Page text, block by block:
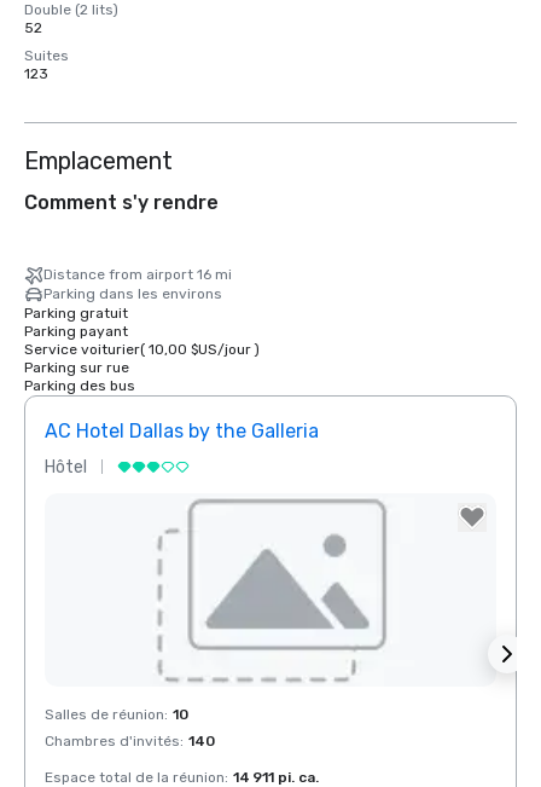
Double (2 lits)
52
Suites
123
Emplacement
Comment s'y rendre
Distance from airport 16 mi
Parking dans les environs
Parking gratuit
Parking payant
Service voiturier( 10,00 $US/jour)
Parking sur rue
Parking des bus
AC Hotel Dallas by the Galleria
Hôtel
Removed from favorites
Salles de réunion: 10
Chambres d'invités: 140
Espace total de la réunion: 14 911 pi. ca.